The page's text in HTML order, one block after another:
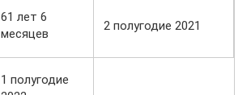
61 лет 6
месяцев
2 полугодие 2021
1 полугодие